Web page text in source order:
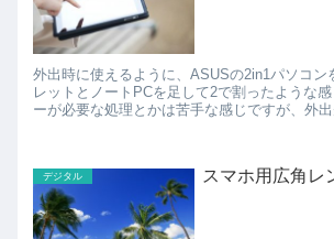
外出時に使えるように、ASUSの2in1パソコンを
レットとノートPCを足して2で割ったような
ーが必要な処理とかは苦手な感じですが、外
デジタル スマホ用広角レ